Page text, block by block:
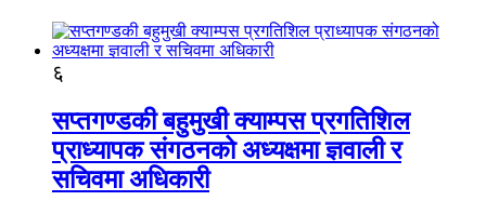
६
सप्तगण्डकी बहुमुखी क्याम्पस प्रगतिशिल
प्राध्यापक संगठनको अध्यक्षमा ज्ञवाली र
सचिवमा अधिकारी